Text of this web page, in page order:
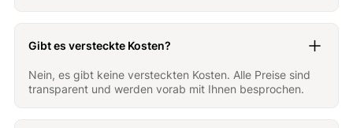
Gibt es versteckte Kosten?
Nein, es gibt keine versteckten Kosten. Alle Preise sind
transparent und werden vorab mit Ihnen besprochen.